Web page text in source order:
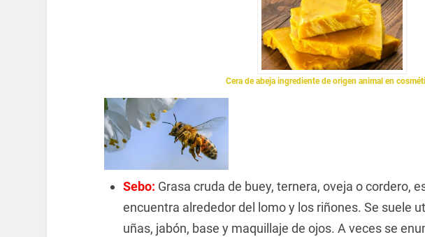
Cera de abeja ingrediente de origen animal en
Sebo: Grasa cruda de buey, ternera, oveja o cordero,
encuentra alrededor del lomo y los riñones. Se suele
uñas, jabón, base y maquillaje de ojos. A veces se